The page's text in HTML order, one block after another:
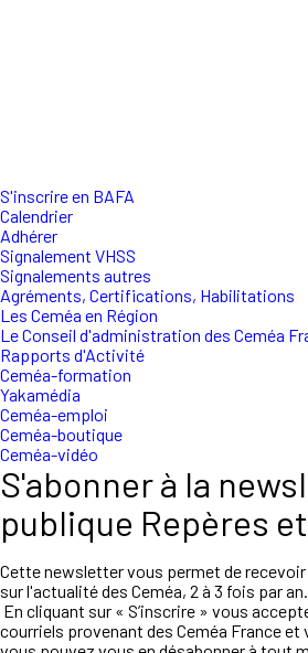
S'inscrire en BAFA
Calendrier
Adhérer
Signalement VHSS
Signalements autres
Agréments, Certifications, Habilitations
Les Ceméa en Région
Le Conseil d'administration des Ceméa
Rapports d'Activité
Ceméa-formation
Yakamédia
Ceméa-emploi
Ceméa-boutique
Ceméa-vidéo
S'abonner à la
publique Repères
Cette newsletter vous permet de
sur l'actualité des Ceméa, 2 à 3 fois par an.
En cliquant sur « S’inscrire » vous
courriels provenant des Ceméa France et